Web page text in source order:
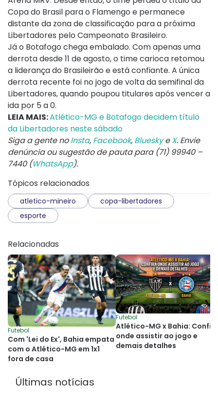
Copa do Brasil para o Flamengo e permanece
distante da zona de classificação para a próxima
Libertadores pelo Campeonato Brasileiro.
Já o Botafogo chega embalado. Com apenas uma
derrota desde 11 de agosto, o time carioca retomou
a liderança do Brasileirão e está confiante. A única
derrota recente foi no jogo de volta da semifinal da
Libertadores, quando poupou titulares após vencer a
ida por 5 a 0.
LEIA MAIS:Atlético-MG e Botafogo decidem título
da Libertadores neste sábado
Siga a gente noInsta, Facebook, BlueskyeX. Envie
denúncia ou sugestão de pauta para (71) 99940 –
7440 (WhatsApp).
Tópicos relacionados
atletico-mineiro
copa-libertadores
esporte
Relacionadas
Futebol
Com 'Lei do Ex', Bahia empata
com o Atlético-MG em 1x1
fora de casa
Futebol
Atlético-MG x Bahia:
onde assistir ao jogo e
demais detalhes
Últimas notícias